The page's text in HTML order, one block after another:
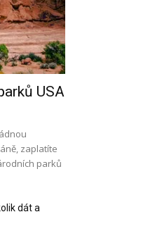
USA
zaplatíte
parků
dát a